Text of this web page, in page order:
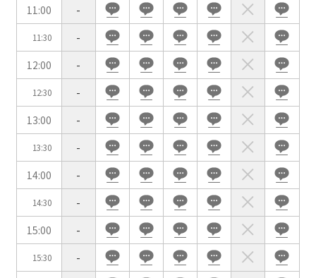
11:00
-
11:30
-
12:00
-
12:30
-
13:00
-
13:30
-
14:00
-
14:30
-
15:00
-
15:30
-
会場の種類
イベントホール 会議室
こだわり条件※複数選択可能
特長で選ぶ
天井高3.5ｍ以上
窓があり開放感のある
会場
喫煙所あり
大型スクリーンあり
控室あり
4t車以上荷捌きあり
裏導線あり
時間貸し駐車場あり
専有回線(NURO)あり